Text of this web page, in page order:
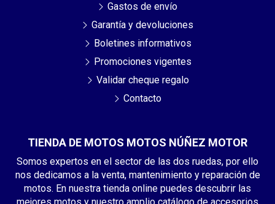
TIENDA DE MOTOS MOTOS NÚÑEZ MOTOR
Somos expertos en el sector de las dos ruedas, por ello
nos dedicamos a la venta, mantenimiento y reparación de
motos. En nuestra tienda online puedes descubrir las
Gastos de envío
Garantía y devoluciones
Boletines informativos
Promociones vigentes
Validar cheque regalo
Contacto